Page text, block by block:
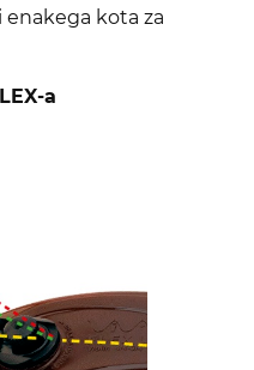
enakega kota za
a